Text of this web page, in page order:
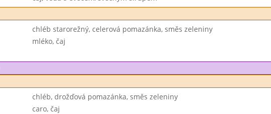
chléb starorežný, celerová pomazánka, směs zeleniny
mléko, čaj
chléb, drožďová pomazánka, směs zeleniny
caro, čaj